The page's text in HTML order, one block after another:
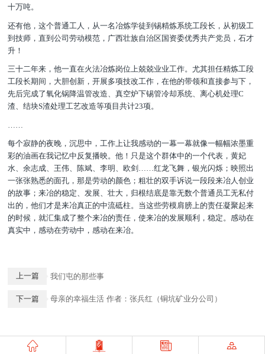
十万吨。
还有他，这个普通工人，从一名冶炼学徒到锡精炼系统工段长，从初级工
到技师，直到公司劳动模范，广西壮族自治区国资委优秀共产党员，石才
升！
三十二年来，他一直在火法冶炼岗位上兢兢业业工作。尤其担任精炼工段
工段长期间，大胆创新，开展多项技改工作，在他的带领和直接参与下，
先后完成了氧化锅降温管改造、真空炉下锡管冷却系统、离心机处理C
渣、结块S渣处理工艺改造等项目共计23项。
每个寂静的夜晚，沉思中，工作上让我感动的一幕一幕就像一幅幅浓墨重
彩的油画在我记忆中反复播映。他！只是这个群体中的一个代表，黄妃
水、余志成、王伟、陈斌、李明、欧剑……红龙飞舞，银光闪烁；映照出
一张张熟悉的面孔，那是劳动的颜色；粗壮的双手诉说一段段来冶人创业
的故事；来冶的稳定、发展、壮大，归根结底是靠无数个普通员工无私付
出的，他们才是来冶真正的中流砥柱。当这些劳模肩膀上的责任凝聚起来
的时候，就汇集成了整个来冶的责任，使来冶的发展顺利，稳定。感动在
真实中，感动在劳动中，感动在来冶。
上一篇 我们屯的那些事
下一篇 母亲的幸福生活 作者：张兵红（铜坑矿业分公司）